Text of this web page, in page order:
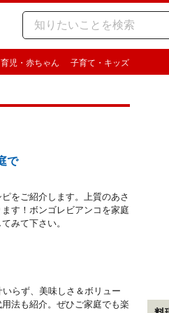
育児・赤ちゃん 子育て・キッズ
で
をご紹介します。上質のあさ
す！ボンゴレビアンコを家庭
みて下さい。
らず、美味しさ＆ボリュー
法も紹介。ぜひご家庭でも楽